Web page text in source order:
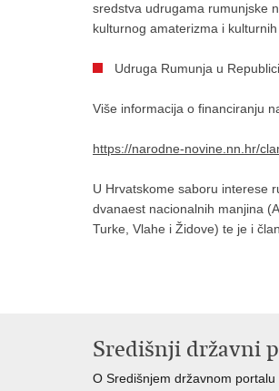
sredstva udrugama rumunjske
kulturnog amaterizma i
Udruga Rumunja u
Više informacija o financiranju
https://narodne-novine.nn.hr/
U Hrvatskome saboru interese
dvanaest nacionalnih manjina
Turke, Vlahe i Židove) te je i
Središnji državni
O Središnjem državnom portalu